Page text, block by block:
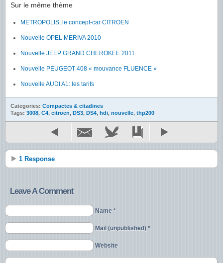
Sur le même thème
METROPOLIS, le concept-car CITROEN
Nouvelle OPEL MERIVA 2010
Nouvelle JEEP GRAND CHEROKEE 2011
Nouvelle PEUGEOT 408 « mouvance FLUENCE »
Nouvelle AUDI A1: les tarifs
Categories: Compactes & citadines
Tags: 3008, C4, citroen, DS3, DS4, hdi, nouvelle, thp200
1 Response
Leave A Comment
Name *
Mail (unpublished) *
Website